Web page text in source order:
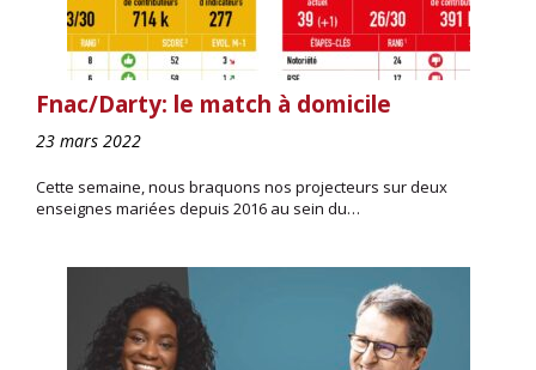
Fnac/Darty: le match à domicile
23 mars 2022
Cette semaine, nous braquons nos projecteurs sur deux
enseignes mariées depuis 2016 au sein du…